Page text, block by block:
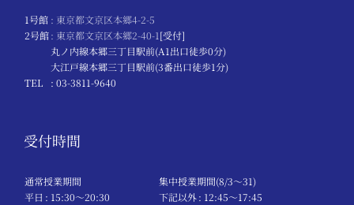
1号館 : 東京都文京区本郷4-2-5
2号館: 東京都文京区本郷2-40-1[受付]
丸ノ内線本郷三丁目駅前(A1出口徒歩0分)
大江戸線本郷三丁目駅前(3番出口徒歩1分)
TEL
: 03-3811-9640
受付時間
通常授業期間
集中授業期間(8/3～31)
平日 : 15:30〜20:30 下記以外: 12:45〜17:45